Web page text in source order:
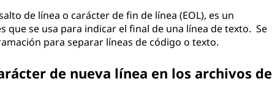
de línea o carácter de fin de línea (EOL), es un
que se usa para indicar el final de una línea de texto. Se
para separar líneas de código o texto.
de nueva línea en los archivos de